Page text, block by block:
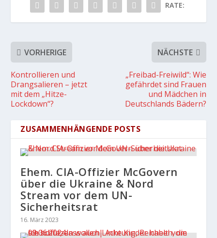
RATE:
VORHERIGE
Kontrollieren und
Drangsalieren – jetzt
mit dem „Hitze-
Lockdown“?
NÄCHSTE
„Freibad-Freiwild“: Wie
gefährdet sind Frauen
und Mädchen in
Deutschlands Bädern?
ZUSAMMENHÄNGENDE POSTS
Ehem. CIA-Offizier McGovern
über die Ukraine & Nord
Stream vor dem UN-
Sicherheitsrat
16. März 2023